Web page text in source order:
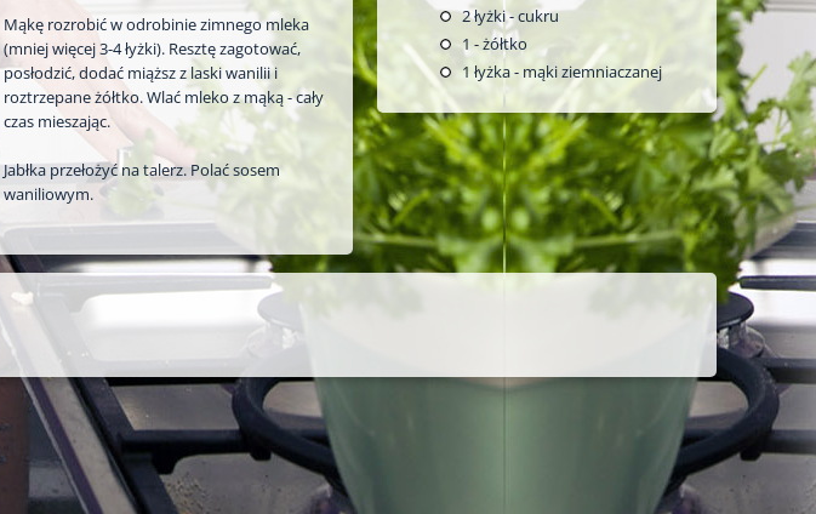
Mąkę rozrobić w odrobinie zimnego mleka
(mniej więcej 3-4 łyżki). Resztę zagotować,
posłodzić, dodać miąższ z laski wanilii i
roztrzepane żółtko. Wlać mleko z mąką - cały
czas mieszając.
Jabłka przełożyć na talerz. Polać sosem
waniliowym.
2łyżki - cukru
1 - żółtko
1 łyżka - mąki ziemniaczanej